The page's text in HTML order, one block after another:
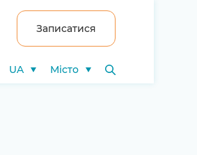
Записатися
UA Місто